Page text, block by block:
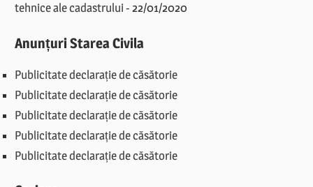
tehnice ale cadastrului-22/01/2020
Anunțuri Starea Civila
Publicitate declarație de căsătorie
Publicitate declarație de căsătorie
Publicitate declarație de căsătorie
Publicitate declarație de căsătorie
Publicitate declarație de căsătorie